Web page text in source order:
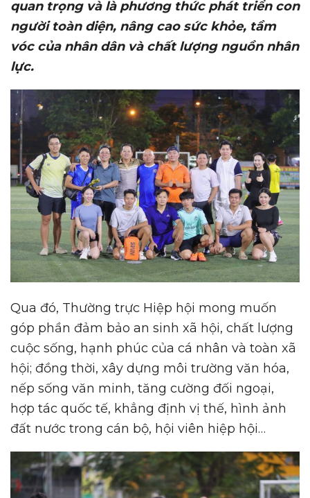
quan trọng và là phương thức phát triển con
người toàn diện, nâng cao sức khỏe, tầm
vóc của nhân dân và chất lượng nguồn nhân
lực.
Qua đó, Thường trực Hiệp hội mong muốn
góp phần đảm bảo an sinh xã hội, chất lượng
cuộc sống, hạnh phúc của cá nhân và toàn xã
hội; đồng thời, xây dựng môi trường văn hóa,
nếp sống văn minh, tăng cường đối ngoại,
hợp tác quốc tế, khẳng định vị thế, hình ảnh
đất nước trong cán bộ, hội viên hiệp hội…